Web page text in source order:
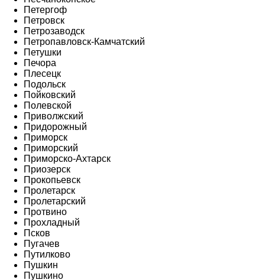
Петергоф
Петровск
Петрозаводск
Петропавловск-Камчатский
Петушки
Печора
Плесецк
Подольск
Пойковский
Полевской
Приволжский
Придорожный
Приморск
Приморский
Приморско-Ахтарск
Приозерск
Прокопьевск
Пролетарск
Пролетарский
Протвино
Прохладный
Псков
Пугачев
Путилково
Пушкин
Пушкино